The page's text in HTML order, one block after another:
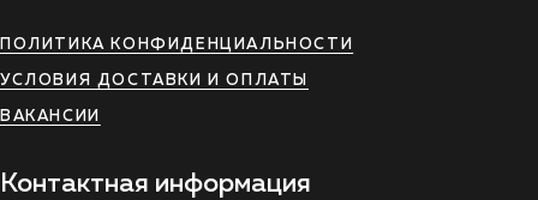
ПОЛИТИКА КОНФИДЕНЦИАЛЬНОСТИ
УСЛОВИЯ ДОСТАВКИ И ОПЛАТЫ
ВАКАНСИИ
Контактная информация